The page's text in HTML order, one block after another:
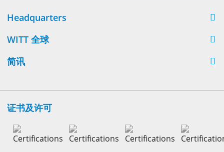
Headquarters
WITT 全球
简讯
证书及许可